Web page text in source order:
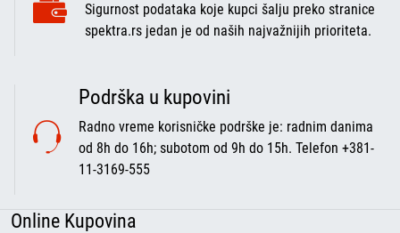
Sigurnost podataka koje kupci šalju preko stranice
spektra.rs jedan je od naših najvažnijih prioriteta.
Podrška u kupovini
Radno vreme korisničke podrške je: radnim danima
od 8h do 16h; subotom od 9h do 15h. Telefon +381-
11-3169-555
Online Kupovina